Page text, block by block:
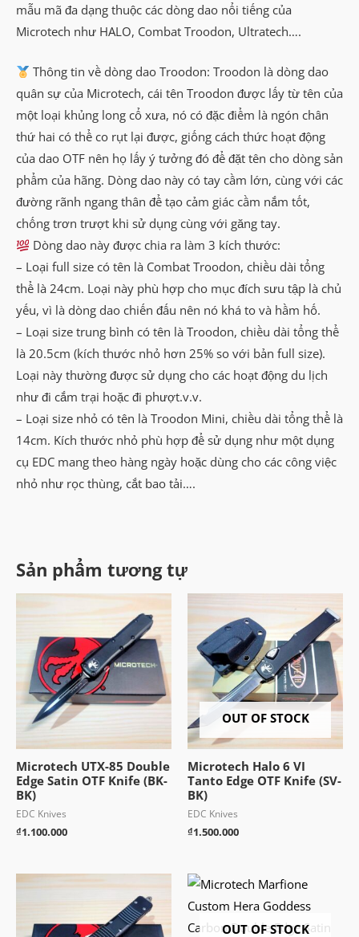
mẫu mã đa dạng thuộc các dòng dao nổi tiếng của
Microtech như HALO, Combat Troodon, Ultratech….
Thông tin về dòng dao Troodon: Troodon là dòng dao
quân sự của Microtech, cái tên Troodon được lấy từ tên của
một loại khủng long cổ xưa, nó có đặc điểm là ngón chân
thứ hai có thể co rụt lại được, giống cách thức hoạt động
của dao OTF nên họ lấy ý tưởng đó để đặt tên cho dòng sản
phẩm của hãng. Dòng dao này có tay cầm lớn, cùng với các
đường rãnh ngang thân để tạo cảm giác cầm nắm tốt,
chống trơn trượt khi sử dụng cùng với găng tay.
Dòng dao này được chia ra làm 3 kích thước:
– Loại full size có tên là Combat Troodon, chiều dài tổng
thể là 24cm. Loại này phù hợp cho mục đích sưu tập là chủ
yếu, vì là dòng dao chiến đấu nên nó khá to và hầm hố.
– Loại size trung bình có tên là Troodon, chiều dài tổng thể
là 20.5cm (kích thước nhỏ hơn 25% so với bản full size).
Loại này thường được sử dụng cho các hoạt động du lịch
như đi cắm trại hoặc đi phượt.v.v.
– Loại size nhỏ có tên là Troodon Mini, chiều dài tổng thể là
14cm. Kích thước nhỏ phù hợp để sử dụng như một dụng
cụ EDC mang theo hàng ngày hoặc dùng cho các công việc
nhỏ như rọc thùng, cắt bao tải….
Sản phẩm tương tự
Microtech UTX-85 Double
Edge Satin OTF Knife (BK-
BK)
EDC Knives
₫1.100.000
OUT OF STOCK
Microtech Halo 6 VI
Tanto Edge OTF Knife (SV-
BK)
EDC Knives
₫1.500.000
OUT OF STOCK